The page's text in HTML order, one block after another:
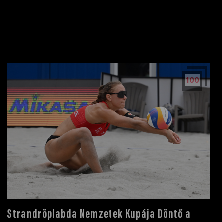
Strandröplabda Nemzetek Kupája Döntő a
100